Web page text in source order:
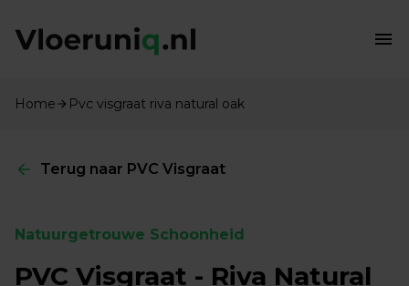
Home Pvc visgraat riva natural oak
Terug naar PVC Visgraat
Natuurgetrouwe Schoonheid
PVC Visgraat - Riva Natural